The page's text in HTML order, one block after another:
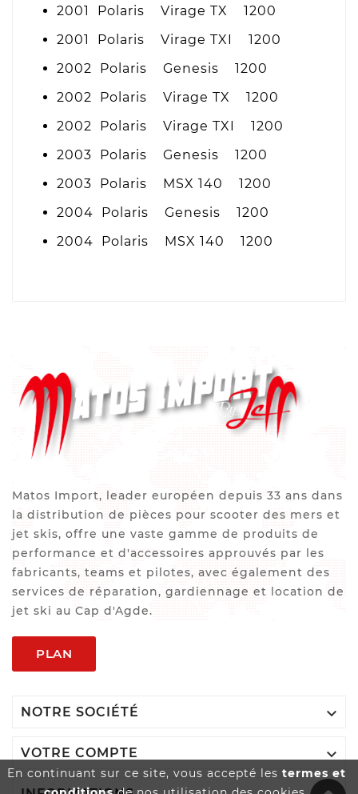
En continuant sur ce site, vous accepté les termes et
2001 Polaris Virage TX 1200
2001 Polaris Virage TXI 1200
2002 Polaris Genesis 1200
2002 Polaris Virage TX 1200
2002 Polaris Virage TXI 1200
2003 Polaris Genesis 1200
2003 Polaris MSX 140 1200
2004 Polaris Genesis 1200
2004 Polaris MSX 140 1200
Matos Import, leader européen depuis 33 ans dans
la distribution de pièces pour scooter des mers et
jet skis, offre une vaste gamme de produits de
performance et d'accessoires approuvés par les
fabricants, teams et pilotes, avec également des
services de réparation, gardiennage et location de
jet ski au Cap d'Agde.
PLAN
NOTRE SOCIÉTÉ 
VOTRE COMPTE 